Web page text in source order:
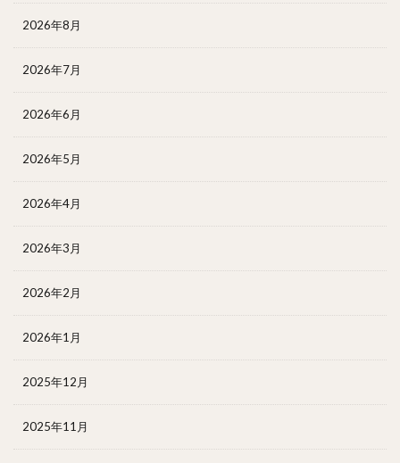
2026年8月
2026年7月
2026年6月
2026年5月
2026年4月
2026年3月
2026年2月
2026年1月
2025年12月
2025年11月